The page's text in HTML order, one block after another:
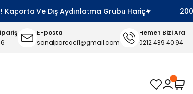
Ve Dış Aydınlatma Grubu Hariç 2000
E-posta
sanalparcaci1@gmail.com
Hemen Bizi Ara
0212 489 40 94